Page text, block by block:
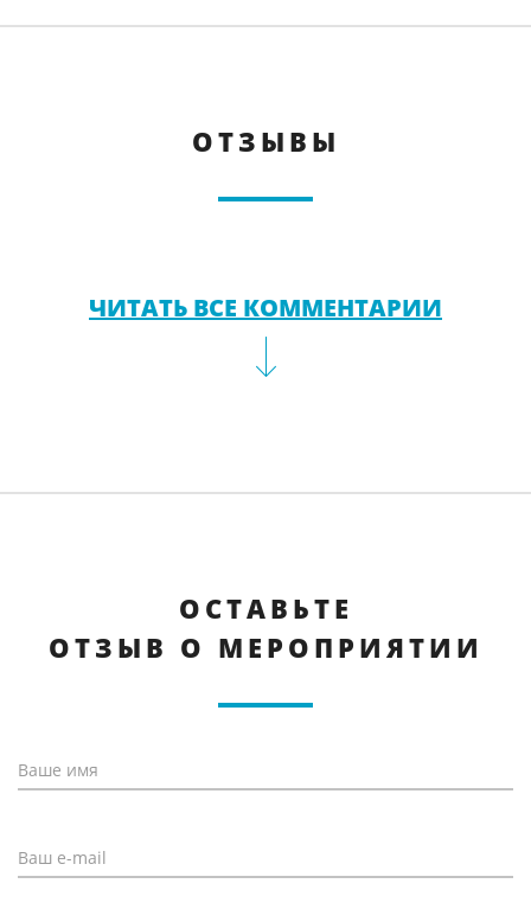
ОТЗЫВЫ
ЧИТАТЬ ВСЕ КОММЕНТАРИИ
ОСТАВЬТЕ
ОТЗЫВ О МЕРОПРИЯТИИ